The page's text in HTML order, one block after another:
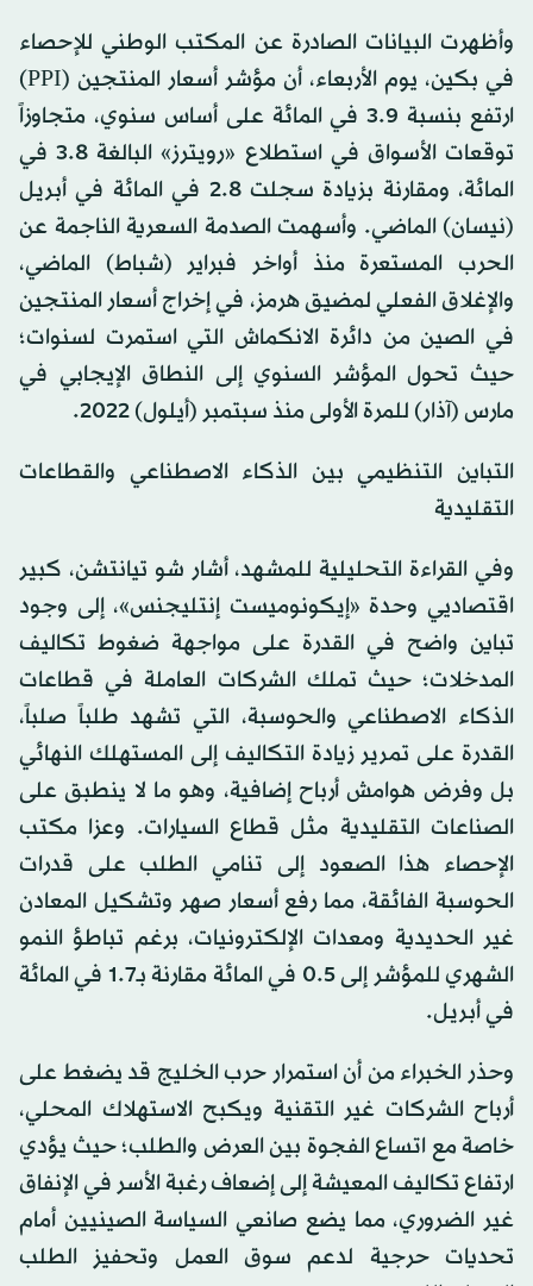
وأظهرت البيانات الصادرة عن المكتب الوطني للإحصاء
في بكين، يوم الأربعاء، أن مؤشر أسعار المنتجين (PPI)
ارتفع بنسبة 3.9 في المائة على أساس سنوي، متجاوزاً
توقعات الأسواق في استطلاع «رويترز» البالغة 3.8 في
المائة، ومقارنة بزيادة سجلت 2.8 في المائة في أبريل
(نيسان) الماضي. وأسهمت الصدمة السعرية الناجمة عن
الحرب المستعرة منذ أواخر فبراير (شباط) الماضي،
والإغلاق الفعلي لمضيق هرمز، في إخراج أسعار المنتجين
في الصين من دائرة الانكماش التي استمرت لسنوات؛
حيث تحول المؤشر السنوي إلى النطاق الإيجابي في
مارس (آذار) للمرة الأولى منذ سبتمبر (أيلول) 2022.
التباين التنظيمي بين الذكاء الاصطناعي والقطاعات
التقليدية
وفي القراءة التحليلية للمشهد، أشار شو تيانتشن، كبير
اقتصاديي وحدة «إيكونوميست إنتليجنس»، إلى وجود
تباين واضح في القدرة على مواجهة ضغوط تكاليف
المدخلات؛ حيث تملك الشركات العاملة في قطاعات
الذكاء الاصطناعي والحوسبة، التي تشهد طلباً صلباً،
القدرة على تمرير زيادة التكاليف إلى المستهلك النهائي
بل وفرض هوامش أرباح إضافية، وهو ما لا ينطبق على
الصناعات التقليدية مثل قطاع السيارات. وعزا مكتب
الإحصاء هذا الصعود إلى تنامي الطلب على قدرات
الحوسبة الفائقة، مما رفع أسعار صهر وتشكيل المعادن
غير الحديدية ومعدات الإلكترونيات، برغم تباطؤ النمو
الشهري للمؤشر إلى 0.5 في المائة مقارنة بـ1.7 في المائة
في أبريل.
وحذر الخبراء من أن استمرار حرب الخليج قد يضغط على
أرباح الشركات غير التقنية ويكبح الاستهلاك المحلي،
خاصة مع اتساع الفجوة بين العرض والطلب؛ حيث يؤدي
ارتفاع تكاليف المعيشة إلى إضعاف رغبة الأسر في الإنفاق
غير الضروري، مما يضع صانعي السياسة الصينيين أمام
تحديات حرجية لدعم سوق العمل وتحفيز الطلب